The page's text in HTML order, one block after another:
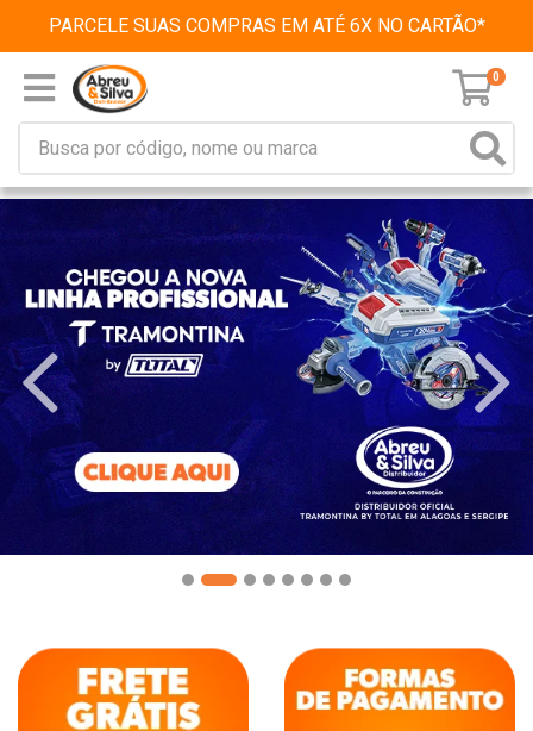
PARCELE SUAS COMPRAS EM ATÉ 6X NO CARTÃO*
0